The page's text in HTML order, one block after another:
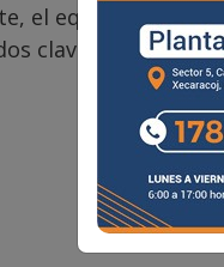
el equipo
clave en busca